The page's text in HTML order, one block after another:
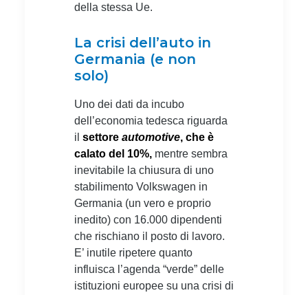
della stessa Ue.
La crisi dell’auto in
Germania (e non
solo)
Uno dei dati da incubo
dell’economia tedesca riguarda
il settore automotive, che è
calato del 10%, mentre sembra
inevitabile la chiusura di uno
stabilimento Volkswagen in
Germania (un vero e proprio
inedito) con 16.000 dipendenti
che rischiano il posto di lavoro.
E’ inutile ripetere quanto
influisca l’agenda “verde” delle
istituzioni europee su una crisi di